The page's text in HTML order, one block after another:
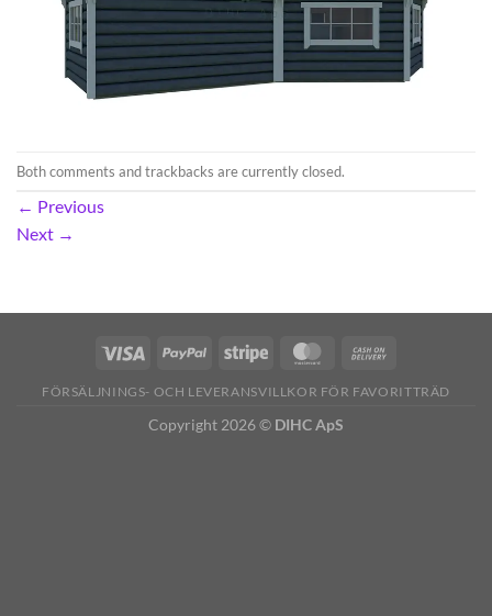
Both comments and trackbacks are currently closed.
← Previous
Next →
FÖRSÄLJNINGS- OCH LEVERANSVILLKOR FÖR FAVORITTRÄD
Copyright 2026 © DIHC ApS